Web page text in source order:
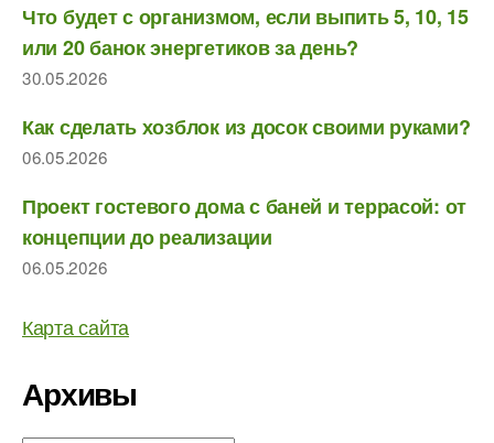
Что будет с организмом, если выпить 5, 10, 15
или 20 банок энергетиков за день?
30.05.2026
Как сделать хозблок из досок своими руками?
06.05.2026
Проект гостевого дома с баней и террасой: от
концепции до реализации
06.05.2026
Карта сайта
Архивы